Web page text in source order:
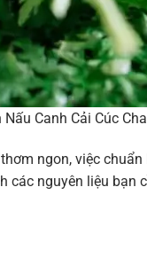
Nấu Canh Cải Cúc
ngon, việc
các nguyên liệu